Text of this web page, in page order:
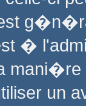
�
un